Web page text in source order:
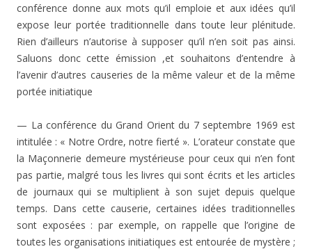
conférence donne aux mots qu’il emploie et aux idées qu’il
expose leur portée traditionnelle dans toute leur plénitude.
Rien d’ailleurs n’autorise à supposer qu’il n’en soit pas ainsi.
Saluons donc cette émission ,et souhaitons d’entendre à
l’avenir d’autres causeries de la même valeur et de la même
portée initiatique
— La conférence du Grand Orient du 7 septembre 1969 est
intitulée : « Notre Ordre, notre fierté ». L’orateur constate que
la Maçonnerie demeure mystérieuse pour ceux qui n’en font
pas partie, malgré tous les livres qui sont écrits et les articles
de journaux qui se multiplient à son sujet depuis quelque
temps. Dans cette causerie, certaines idées traditionnelles
sont exposées : par exemple, on rappelle que l’origine de
toutes les organisations initiatiques est entourée de mystère ;